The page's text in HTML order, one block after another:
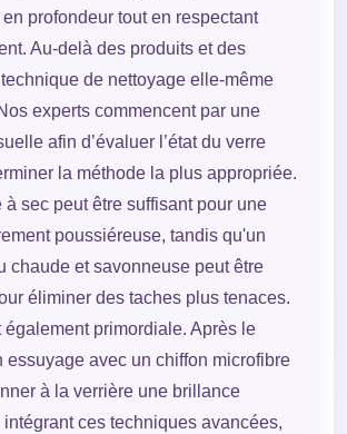
profondeur tout en respectant
Au-delà des produits et des
de nettoyage elle-même
experts commencent par une
afin d’évaluer l’état du verre
la méthode la plus appropriée.
à sec peut être suffisant pour une
poussiéreuse, tandis qu'un
chaude et savonneuse peut être
éliminer des taches plus tenaces.
également primordiale. Après le
essuyage avec un chiffon microfibre
à la verrière une brillance
ces techniques avancées,